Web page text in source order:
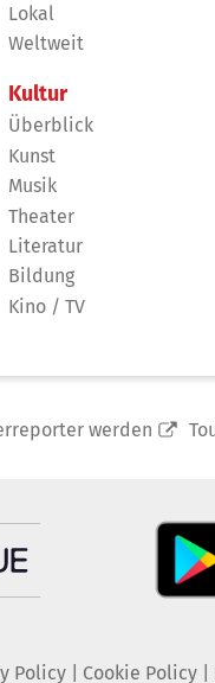
Lokal
Weltweit
Kultur
Überblick
Kunst
Musik
Theater
Literatur
Bildung
Kino / TV
werden
Policy| Cookie Policy|